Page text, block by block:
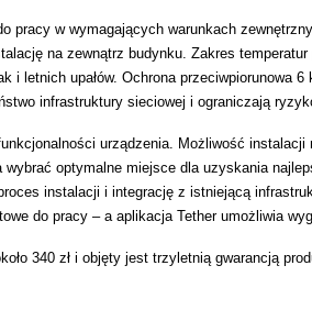
pracy w wymagających warunkach
na zewnątrz budynku. Zakres
i letnich upałów. Ochrona przeciwpiorunowa
infrastruktury sieciowej i ograniczają
urządzenia. Możliwość instalacji
optymalne miejsce dla uzyskania
instalacji i integrację z istniejącą
do pracy – a aplikacja Tether umożliwia
340 zł i objęty jest trzyletnią gwarancją